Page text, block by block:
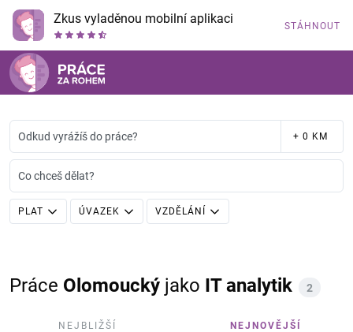
Zkus vyladěnou mobilní aplikaci STÁHNOUT
Odkud vyrážíš do práce? + 0 KM
Co chceš dělat?
PLAT ÚVAZEK VZDĚLÁNÍ
Práce Olomoucký jako IT analytik 2
NEJBLIŽŠÍ NEJNOVĚJŠÍ